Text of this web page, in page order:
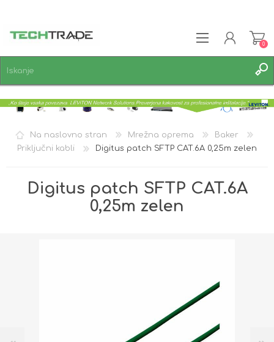
PRIJAVA
0
Na naslovno stran Mrežna oprema
Baker
Priključni kabli
Digitus patch SFTP CAT.6A 0,25m zelen
Digitus patch SFTP CAT.6A
0,25m zelen